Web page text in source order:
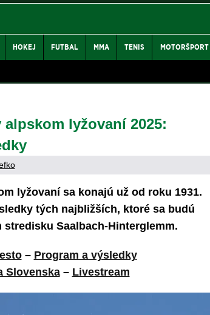
HOKEJ FUTBAL MMA TENIS MOTORŠPORT
lyžovaní 2025:
lyžovaní sa konajú už od roku 1931.
tých najbližších, ktoré sa budú
Saalbach-Hinterglemm.
– Program a výsledky
Slovenska– Livestream